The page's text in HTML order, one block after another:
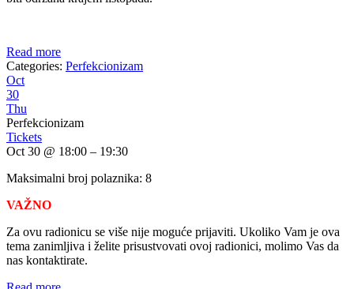
Read more
Categories: Perfekcionizam
Oct
30
Thu
Perfekcionizam
Tickets
Oct 30 @ 18:00 – 19:30
Maksimalni broj polaznika: 8
VAŽNO
Za ovu radionicu se više nije moguće prijaviti. Ukoliko Vam je ova
tema zanimljiva i želite prisustvovati ovoj radionici, molimo Vas da
nas kontaktirate.